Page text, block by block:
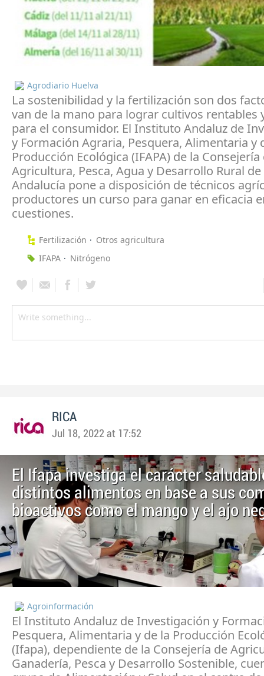
Agrodiario Huelva
La sostenibilidad y la fertilización son dos
van de la mano para lograr cultivos rentables
para el consumidor. El Instituto Andaluz de
y Formación Agraria, Pesquera, Alimentaria y
Producción Ecológica (IFAPA) de la Consejería
Agricultura, Pesca, Agua y Desarrollo Rural de
Andalucía pone a disposición de técnicos
productores un curso para ganar en eficacia
cuestiones.
Fertilización
Otros agricultura
IFAPA
Nitrógeno
RICA
Jul 18, 2022 at 17:52
El Ifapa investiga el carácter
distintos alimentos en base a sus
bioactivos como el mango y el ajo
Agroinformación
El Instituto Andaluz de Investigación y
Pesquera, Alimentaria y de la Producción
(Ifapa), dependiente de la Consejería de
Ganadería, Pesca y Desarrollo Sostenible,